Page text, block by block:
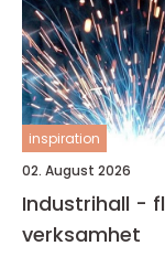
inspiration
02. August 2026
Industrihall -
verksamhet